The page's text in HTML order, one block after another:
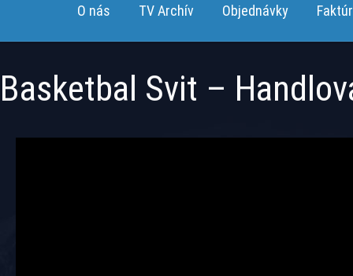
O nás TV Archív Objednávky
Basketbal Svit –